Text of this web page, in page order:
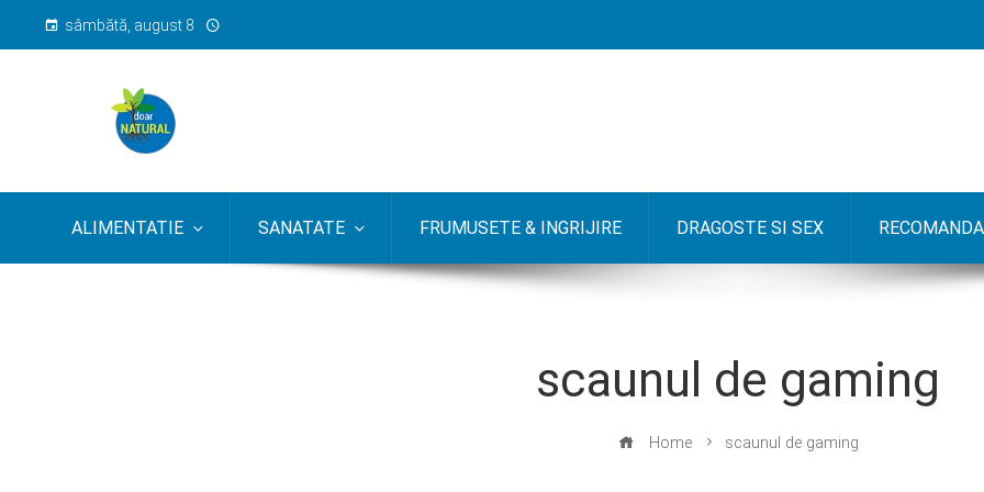
sâmbătă, august 8
ALIMENTATIE SANATATE FRUMUSETE & INGRIJIRE DRAGOSTE SI SEX
scaunul de gaming
Home scaunul de gaming